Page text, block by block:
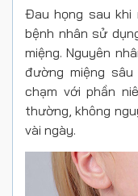
Đau họng sau khi
bệnh nhân sử
miệng. Nguyên
đường miệng
chạm với phần
thường, không
vài ngày.